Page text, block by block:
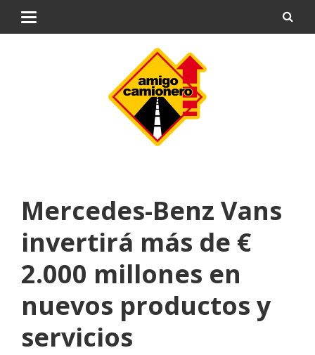
Mercedes-Benz Vans
invertirá más de €
2.000 millones en
nuevos productos y
servicios